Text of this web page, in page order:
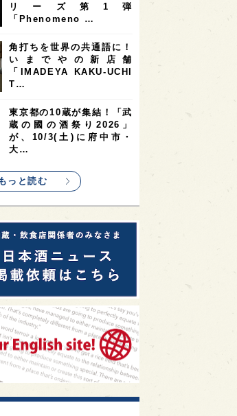
静岡県 1 長崎県
ポール 1 カナダ 1
徳島県
ー 1 新宿区 1
1 鳥取県 1
リーズ第1弾
「Phenomeno …
角打ちを世界の共通語に！
いまでやの新店舗
「IMADEYA KAKU-UCHI
T…
東京都の10蔵が集結！「武
蔵の國の酒祭り2026」
が、10/3(土)に府中市・
大…
もっと読む